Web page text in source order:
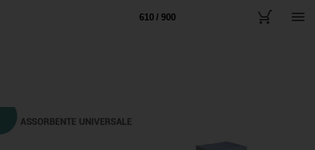
610 / 900